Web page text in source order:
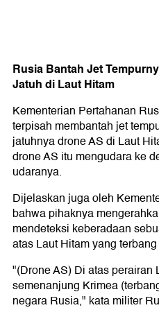
Rusia Bantah Jet
Jatuh di Laut Hitam
Kementerian Pertahanan
terpisah membantah jet
jatuhnya drone AS di Laut
drone AS itu mengudara ke
udaranya.
Dijelaskan juga oleh
bahwa pihaknya
mendeteksi keberadaan
atas Laut Hitam yang
"(Drone AS) Di atas perairan
semenanjung Krimea
negara Rusia," kata militer